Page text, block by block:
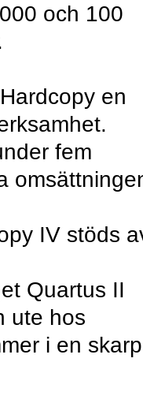
och 100
en
fem
IV stöds
Quartus II
ute hos
i en skarp